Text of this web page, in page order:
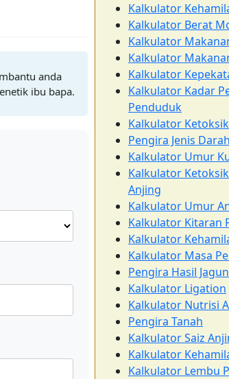
anda
ibu bapa.
Kalkulator
Kalkulator Berat
Kalkulator
Kalkulator
Kalkulator
Kalkulator Kadar
Penduduk
Kalkulator
Pengira Jenis Darah
Kalkulator Umur
Kalkulator
Anjing
Kalkulator Umur
Kalkulator Kitaran
Kalkulator
Kalkulator Masa
Pengira Hasil
Kalkulator Ligation
Kalkulator Nutrisi
Pengira Tanah
Kalkulator Saiz
Kalkulator
Kalkulator Lembu